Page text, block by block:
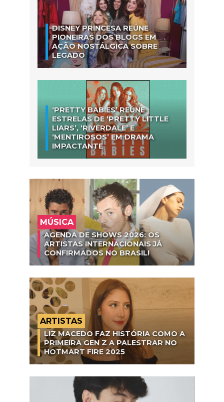
DISNEY PRINCESA REÚNE
PIONEIRAS DOS BLOGS EM
AÇÃO NOSTÁLGICA SOBRE
LEGADO
‘PRETTY BABIES’ REÚNE
ESTRELAS DE ‘PRETTY LITTLE
LIARS’, ‘RIVERDALE’ E
‘MENTIROSOS’ EM DRAMA
IMPACTANTE
MÚSICA
AGENDA DE SHOWS 2026: OS
ARTISTAS INTERNACIONAIS JÁ
CONFIRMADOS NO BRASIL!
ARTISTAS
LIZ MACEDO FAZ HISTÓRIA COMO A
PRIMEIRA GEN Z A PALESTRAR NO
HOTMART FIRE 2025